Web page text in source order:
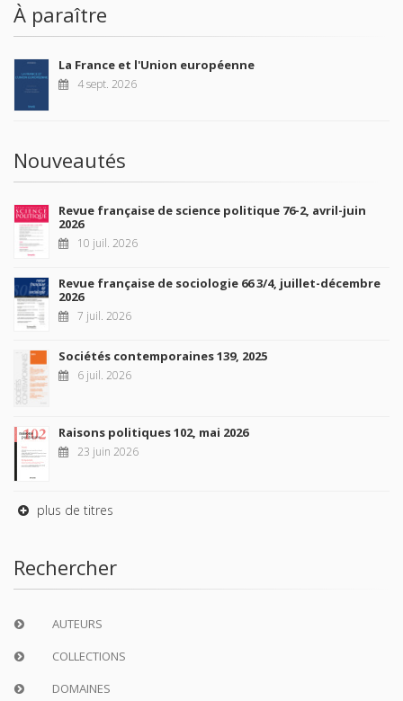
À paraître
La France et l'Union européenne
4 sept. 2026
Nouveautés
Revue française de science politique 76-2, avril-juin
2026
10 juil. 2026
Revue française de sociologie 66 3/4, juillet-décembre
2026
7 juil. 2026
Sociétés contemporaines 139, 2025
6 juil. 2026
Raisons politiques 102, mai 2026
23 juin 2026
plus de titres
Rechercher
AUTEURS
COLLECTIONS
DOMAINES